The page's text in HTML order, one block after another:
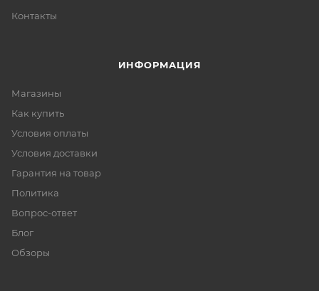
Контакты
ИНФОРМАЦИЯ
Магазины
Как купить
Условия оплаты
Условия доставки
Гарантия на товар
Политика
Вопрос-ответ
Блог
Обзоры